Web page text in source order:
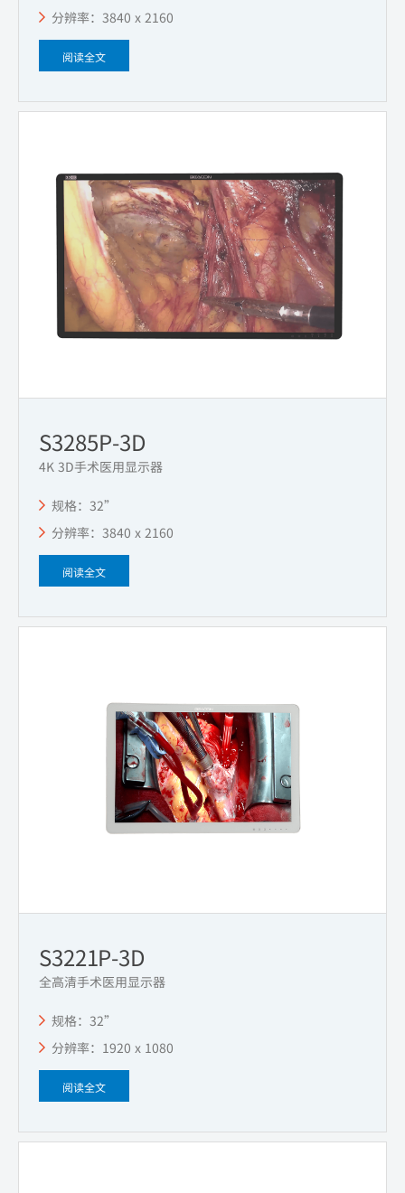
分辨率：3840 x 2160
阅读全文
S3285P-3D
4K 3D手术医用显示器
规格：32”
分辨率：3840 x 2160
阅读全文
S3221P-3D
全高清手术医用显示器
规格：32”
分辨率：1920 x 1080
阅读全文